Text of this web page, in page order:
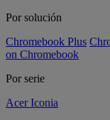
Por solución
Chromebook Plus
on Chromebook
Por serie
Acer Iconia